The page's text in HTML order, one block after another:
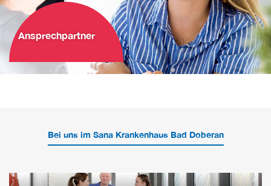
Ansprechpartner
Bei uns im Sana Krankenhaus Bad Doberan